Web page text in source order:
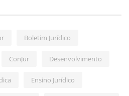
Boletim Jurídico
ConJur Desenvolvimento
Ensino Jurídico